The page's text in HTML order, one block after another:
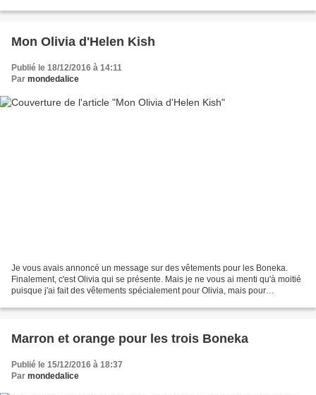
Mon Olivia d'Helen Kish
Publié le 18/12/2016 à 14:11
Par mondedalice
Je vous avais annoncé un message sur des vêtements pour les Boneka.
Finalement, c'est Olivia qui se présente. Mais je ne vous ai menti qu'à moitié
puisque j'ai fait des vêtements spécialement pour Olivia, mais pour
Marron et orange pour les trois Boneka
Publié le 15/12/2016 à 18:37
Par mondedalice